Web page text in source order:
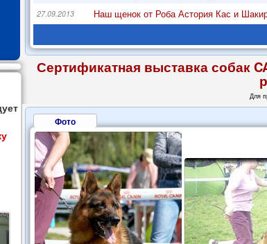
27.09.2013 Наш щенок от Роба Астория Кас и
Сертификатная выставка собак
Для
Фото